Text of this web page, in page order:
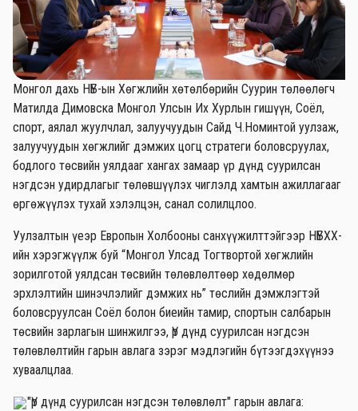
Монгол дахь НҮБ-ын Хөгжлийн хөтөлбөрийн Суурин төлөөлөгч
Матилда Димовска Монгол Улсын Их Хурлын гишүүн, Соёл,
спорт, аялал жуулчлал, залуучуудын Сайд Ч.Номинтой уулзаж,
залуучуудын хөгжлийг дэмжих цогц стратеги боловсруулах,
бодлого төсвийн уялдааг хангах замаар үр дүнд суурилсан
нэгдсэн удирдлагыг төлөвшүүлэх чиглэлд хамтын ажиллагааг
өргөжүүлэх тухай хэлэлцэн, санал солилцлоо.
Уулзалтын үеэр Европын Холбооны санхүүжилттэйгээр НҮБХХ-
ийн хэрэгжүүлж буй “Монгол Улсад Тогтвортой хөгжлийн
зорилготой уялдсан төсвийн төлөвлөлтөөр хөдөлмөр
эрхлэлтийн шинэчлэлийг дэмжих нь” төслийн дэмжлэгтэй
боловсруулсан Соёл болон биеийн тамир, спортын салбарын
төсвийн зарлагын шинжилгээ, Үр дүнд суурилсан нэгдсэн
төлөвлөлтийн гарын авлага зэрэг мэдлэгийн бүтээгдэхүүнээ
хуваалцлаа.
"Үр дүнд суурилсан нэгдсэн төлөвлөлт" гарын авлага: